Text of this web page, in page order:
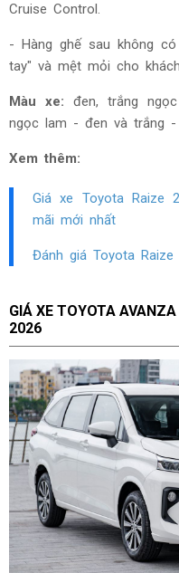
Cruise Control.
- Hàng ghế sau không
tay" và mệt mỏi cho
Màu xe: đen, trắng
ngọc lam - đen và trắng -
Xem thêm:
Giá xe Toyota Raize
mãi mới nhất
Đánh giá Toyota Raize
GIÁ XE TOYOTA
2026